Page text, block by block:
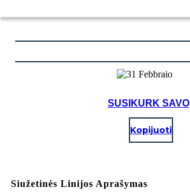
SUSIKURK SAVO
Kopijuoti
Siužetinės Linijos Aprašymas